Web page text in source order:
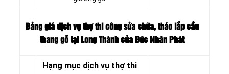
Bảng giá dịch vụ thợ thi công sửa chữa, tháo lắp cầu
thang gỗ tại Long Thành của Đức Nhân Phát
Hạng mục dịch vụ thợ thi